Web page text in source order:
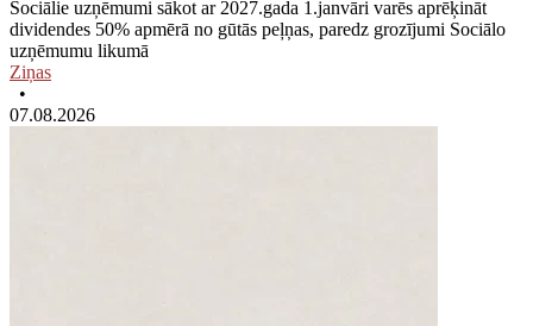
Sociālie uzņēmumi sākot ar 2027.gada 1.janvāri varēs aprēķināt
dividendes 50% apmērā no gūtās peļņas, paredz grozījumi Sociālo
uzņēmumu likumā
Ziņas
•
07.08.2026